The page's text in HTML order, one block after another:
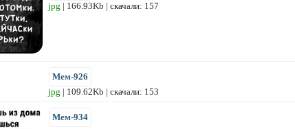
jpg | 166.93Kb | скачали: 157
Мем-926
jpg | 109.62Kb | скачали: 153
Мем-934